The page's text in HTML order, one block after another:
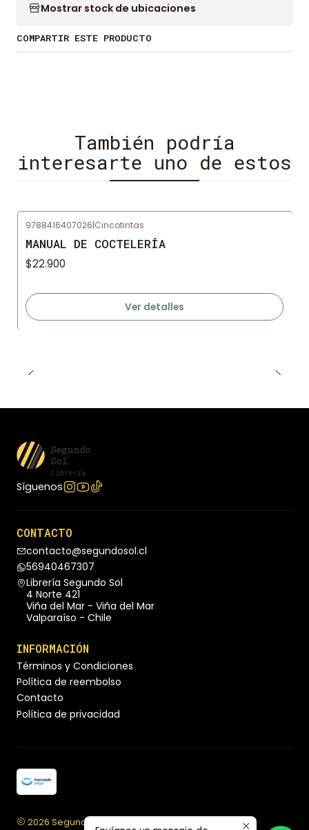
Mostrar stock de ubicaciones
COMPARTIR ESTE PRODUCTO
También podría
interesarte uno de estos
9788416407026|Cincotintas
MANUAL DE COCTELERÍA
$22.900
Ver detalles
Síguenos
CONTACTO
contacto@segundosol.cl
56940467307
Librería Segundo Sol
4 Norte 421
Viña del Mar - Viña del Mar
Valparaíso - Chile
INFORMACIÓN
Términos y Condiciones
Política de reembolso
Contacto
Política de privacidad
2026 Segundo Sol Librería.